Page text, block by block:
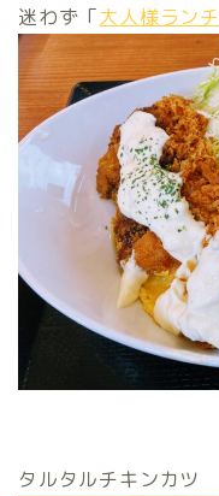
迷わず「大人様ランチ
タルタルチキンカツ